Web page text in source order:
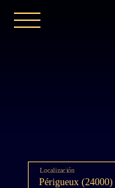
Périgueux (24000)
Localización